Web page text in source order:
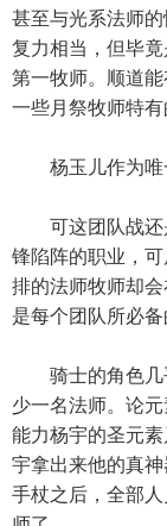
甚至与光系法师的
复力相当，但毕
第一牧师。顺道能
一些月祭牧师特有
杨玉儿作为唯一
可这团队战还
锋陷阵的职业，可
排的法师牧师却
是每个团队所必备
骑士的角色几
少一名法师。论元
能力杨宇的圣元
宇拿出来他的真神
手杖之后，全部